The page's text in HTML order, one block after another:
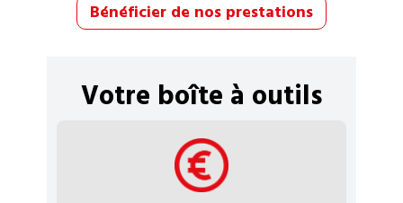
Bénéficier de nos prestations
Votre boîte à outils